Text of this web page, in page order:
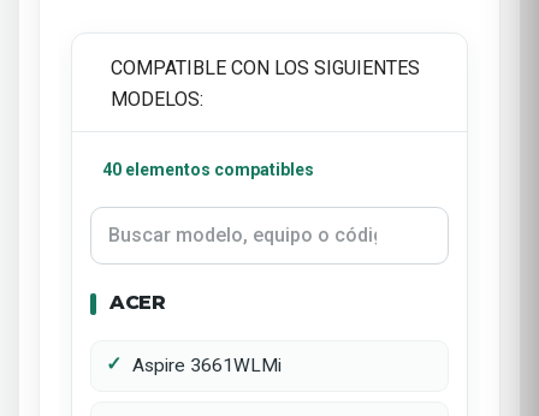
COMPATIBLE CON LOS SIGUIENTES
MODELOS:
40 elementos compatibles
ACER
Aspire 3661WLMi